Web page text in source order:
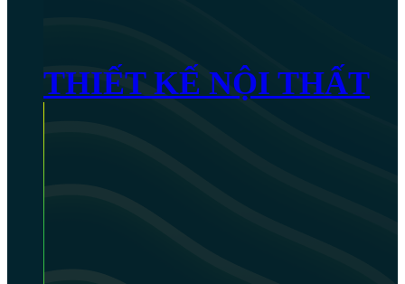
THIẾT KẾ NỘI THẤT